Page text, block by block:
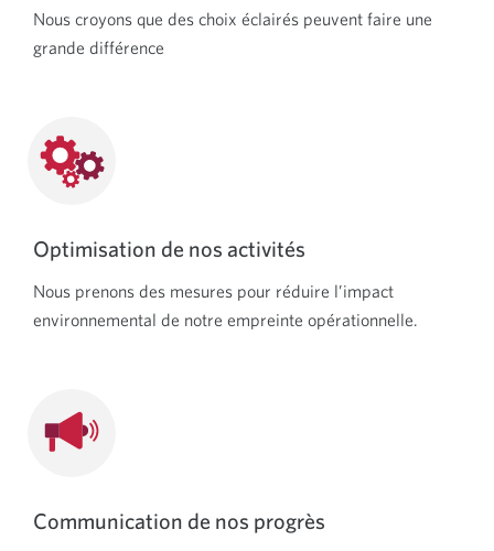
Nous croyons que des choix éclairés peuvent faire une
grande différence
Optimisation de nos activités
Nous prenons des mesures pour réduire l’impact
environnemental de notre empreinte opérationnelle.
Communication de nos progrès